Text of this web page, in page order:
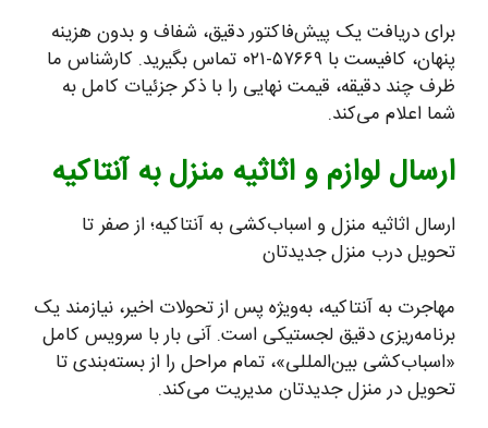
برای دریافت یک پیش‌فاکتور دقیق، شفاف و بدون هزینه
پنهان، کافیست با ۵۷۶۶۹-۰۲۱ تماس بگیرید. کارشناس ما
ظرف چند دقیقه، قیمت نهایی را با ذکر جزئیات کامل به
شما اعلام می‌کند.
ارسال لوازم و اثاثیه منزل به آنتاکیه
ارسال اثاثیه منزل و اسباب‌کشی به آنتاکیه؛ از صفر تا
تحویل درب منزل جدیدتان
مهاجرت به آنتاکیه، به‌ویژه پس از تحولات اخیر، نیازمند یک
برنامه‌ریزی دقیق لجستیکی است. آنی بار با سرویس کامل
«اسباب‌کشی بین‌المللی»، تمام مراحل را از بسته‌بندی تا
تحویل در منزل جدیدتان مدیریت می‌کند.